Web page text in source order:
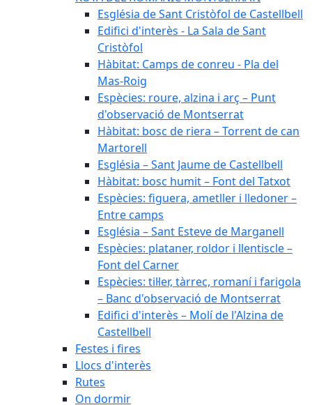
Església de Sant Cristòfol de Castellbell
Edifici d'interès - La Sala de Sant
Cristòfol
Hàbitat: Camps de conreu - Pla del
Mas-Roig
Espècies: roure, alzina i arç – Punt
d'observació de Montserrat
Hàbitat: bosc de riera – Torrent de can
Martorell
Església – Sant Jaume de Castellbell
Hàbitat: bosc humit – Font del Tatxot
Espècies: figuera, ametller i lledoner –
Entre camps
Església – Sant Esteve de Marganell
Espècies: plataner, roldor i llentiscle –
Font del Carner
Espècies: til·ler, tàrrec, romaní i farigola
– Banc d'observació de Montserrat
Edifici d'interès – Molí de l'Alzina de
Castellbell
Festes i fires
Llocs d'interès
Rutes
On dormir